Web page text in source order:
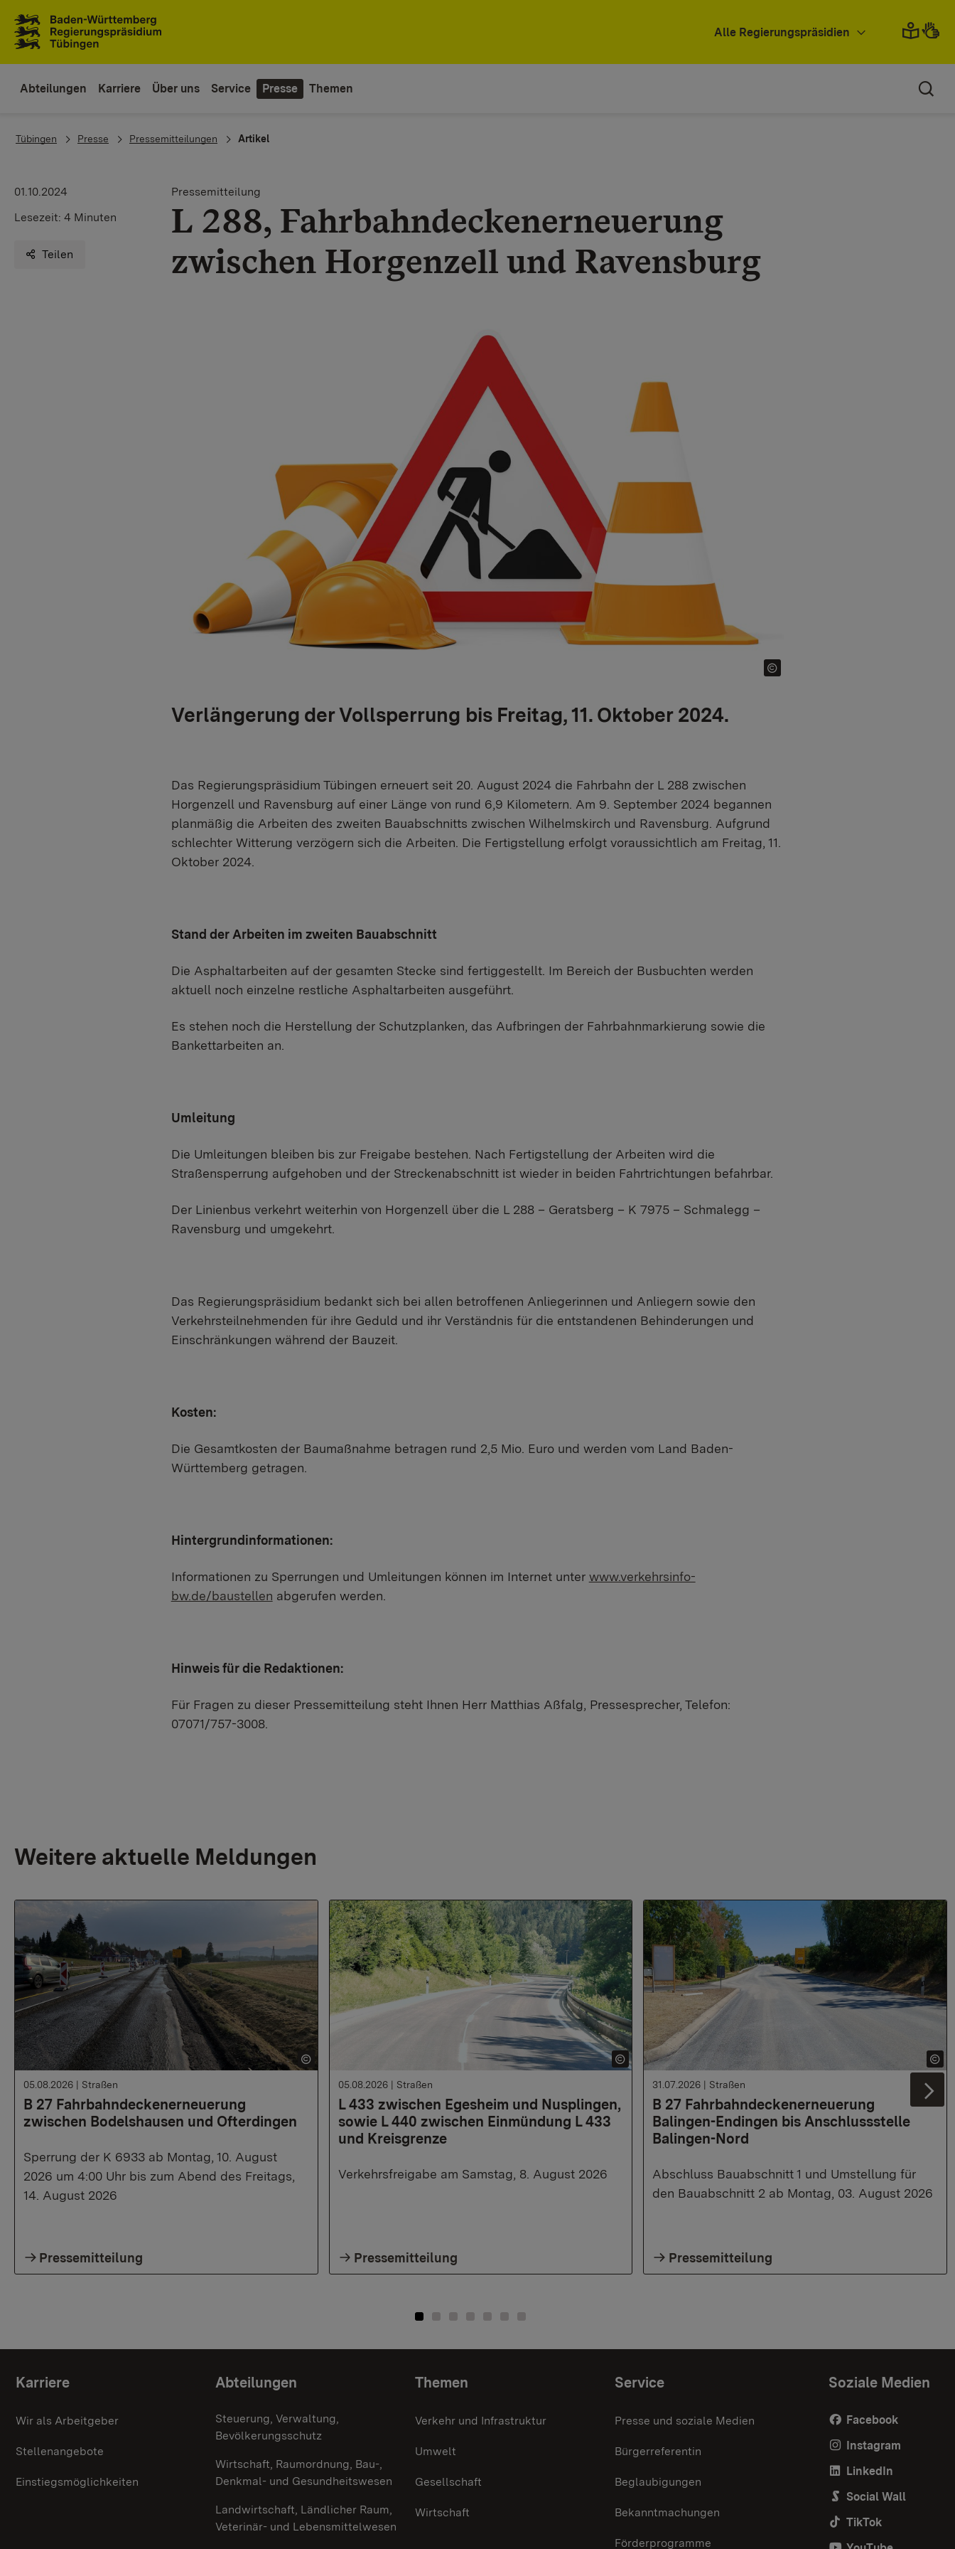
Alle Regierungspräsidien
Abteilungen Karriere Über uns Service Presse Themen
You are here:
Tübingen Presse Pressemitteilungen Artikel
01.10.2024
Lesezeit: 4 Minuten
Teilen
Pressemitteilung
L 288, Fahrbahndeckenerneuerung
zwischen Horgenzell und Ravensburg
Verlängerung der Vollsperrung bis Freitag, 11. Oktober 2024.
Das Regierungspräsidium Tübingen erneuert seit 20. August 2024 die Fahrbahn der L 288 zwischen
Horgenzell und Ravensburg auf einer Länge von rund 6,9 Kilometern. Am 9. September 2024 begannen
planmäßig die Arbeiten des zweiten Bauabschnitts zwischen Wilhelmskirch und Ravensburg. Aufgrund
schlechter Witterung verzögern sich die Arbeiten. Die Fertigstellung erfolgt voraussichtlich am Freitag, 11.
Oktober 2024.
Stand der Arbeiten im zweiten Bauabschnitt
Die Asphaltarbeiten auf der gesamten Stecke sind fertiggestellt. Im Bereich der Busbuchten werden
aktuell noch einzelne restliche Asphaltarbeiten ausgeführt.
Es stehen noch die Herstellung der Schutzplanken, das Aufbringen der Fahrbahnmarkierung sowie die
Bankettarbeiten an.
Umleitung
Die Umleitungen bleiben bis zur Freigabe bestehen. Nach Fertigstellung der Arbeiten wird die
Straßensperrung aufgehoben und der Streckenabschnitt ist wieder in beiden Fahrtrichtungen befahrbar.
Der Linienbus verkehrt weiterhin von Horgenzell über die L 288 – Geratsberg – K 7975 – Schmalegg –
Ravensburg und umgekehrt.
Das Regierungspräsidium bedankt sich bei allen betroffenen Anliegerinnen und Anliegern sowie den
Verkehrsteilnehmenden für ihre Geduld und ihr Verständnis für die entstandenen Behinderungen und
Einschränkungen während der Bauzeit.
Kosten:
Die Gesamtkosten der Baumaßnahme betragen rund 2,5 Mio. Euro und werden vom Land Baden-
Württemberg getragen.
Hintergrundinformationen:
Informationen zu Sperrungen und Umleitungen können im Internet unter www.verkehrsinfo-
bw.de/baustellen abgerufen werden.
Hinweis für die Redaktionen:
Für Fragen zu dieser Pressemitteilung steht Ihnen Herr Matthias Aßfalg, Pressesprecher, Telefon:
07071/757-3008.
Weitere aktuelle Meldungen
B 27 Fahrbahndeckenerneuerung
zwischen Bodelshausen und Ofterdingen
05.08.2026 | Straßen
Sperrung der K 6933 ab Montag, 10. August
2026 um 4:00 Uhr bis zum Abend des Freitags,
14. August 2026
Pressemitteilung
L 433 zwischen Egesheim und Nusplingen,
sowie L 440 zwischen Einmündung L 433
und Kreisgrenze
05.08.2026 | Straßen
Verkehrsfreigabe am Samstag, 8. August 2026
Pressemitteilung
B 27 Fahrbahndeckenerneuerung
Balingen-Endingen bis Anschlussstelle
Balingen-Nord
31.07.2026 | Straßen
Abschluss Bauabschnitt 1 und Umstellung für
den Bauabschnitt 2 ab Montag, 03. August 2026
Pressemitteilung
Themenübersicht
Karriere
Wir als Arbeitgeber
Stellenangebote
Einstiegsmöglichkeiten
Abteilungen
Steuerung, Verwaltung,
Bevölkerungsschutz
Wirtschaft, Raumordnung, Bau-,
Denkmal- und Gesundheitswesen
Landwirtschaft, Ländlicher Raum,
Veterinär- und Lebensmittelwesen
Themen
Verkehr und Infrastruktur
Umwelt
Gesellschaft
Wirtschaft
Service
Presse und soziale Medien
Bürgerreferentin
Beglaubigungen
Bekanntmachungen
Förderprogramme
Soziale Medien
Facebook
Instagram
LinkedIn
Social Wall
TikTok